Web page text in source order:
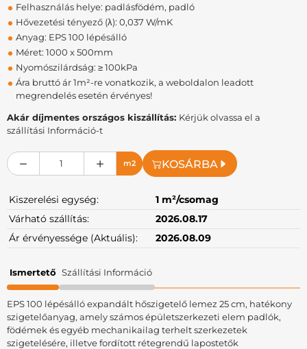
Felhasználás helye: padlásfödém, padló
Hővezetési tényező (λ): 0,037 W/mK
Anyag: EPS 100 lépésálló
Méret: 1000 x 500mm
Nyomószilárdság: ≥ 100kPa
Ára bruttó ár 1m²-re vonatkozik, a weboldalon leadott
megrendelés esetén érvényes!
Akár díjmentes országos kiszállítás: Kérjük olvassa el a
szállítási Információ-t
m2 KOSÁRBA
Kiszerelési egység:
1 m²/csomag
Várható szállítás:
2026.08.17
Ár érvényessége (Aktuális):
2026.08.09
Ismertető Szállítási Információ
EPS 100 lépésálló expandált hőszigetelő lemez 25 cm, hatékony
szigetelőanyag, amely számos épületszerkezeti elem padlók,
födémek és egyéb mechanikailag terhelt szerkezetek
szigetelésére, illetve fordított rétegrendű lapostetők